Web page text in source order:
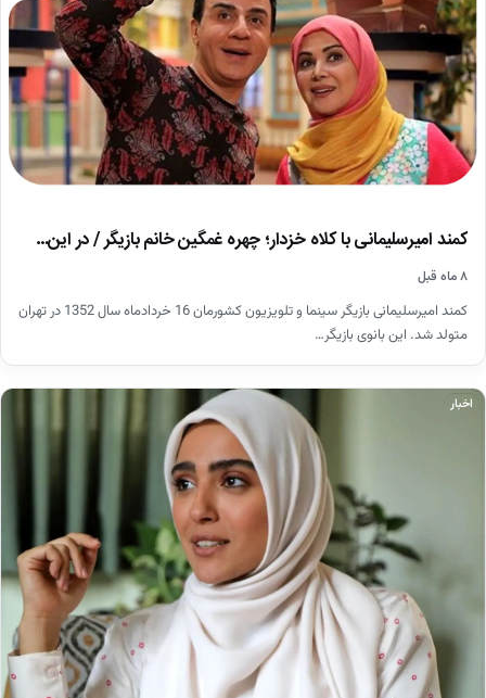
کمند امیرسلیمانی با کلاه خزدار؛ چهره غمگین خانم بازیگر / در این…
۸ ماه قبل
کمند امیرسلیمانی بازیگر سینما و تلویزیون کشورمان 16 خردادماه سال 1352 در تهران
متولد شد. این بانوی بازیگر…
اخبار